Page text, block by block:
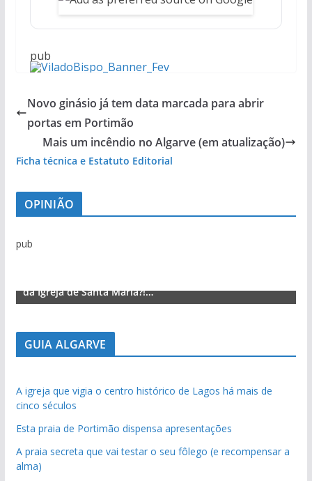
pub
Novo ginásio já tem data marcada para abrir
portas em Portimão
Mais um incêndio no Algarve (em atualização)
Ficha técnica e Estatuto Editorial
OPINIÃO
pub
da Igreja de Santa Maria?!…
GUIA ALGARVE
A igreja que vigia o centro histórico de Lagos há mais de
cinco séculos
Esta praia de Portimão dispensa apresentações
A praia secreta que vai testar o seu fôlego (e recompensar a
alma)